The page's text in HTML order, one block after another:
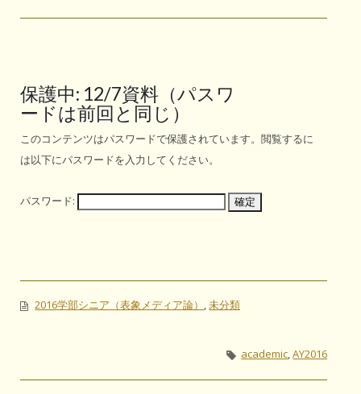
保護中: 12/7資料（パスワ
ードは前回と同じ）
このコンテンツはパスワードで保護されています。閲覧するに
は以下にパスワードを入力してください。
パスワード:
2016学部シニア（表象メディア論） ,未分類
academic,AY2016